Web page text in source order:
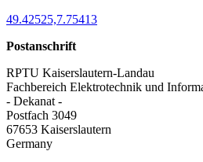
49.42525,7.75413
Postanschrift
RPTU Kaiserslautern-Landau
Fachbereich Elektrotechnik und
- Dekanat -
Postfach 3049
67653 Kaiserslautern
Germany